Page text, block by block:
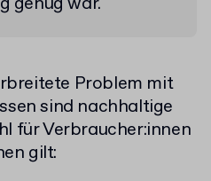
Problem mit
sind nachhaltige
für Verbraucher:innen
gilt: